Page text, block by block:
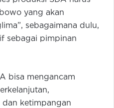
yang akan
sebagaimana dulu,
sebagai pimpinan
bisa mengancam
dan ketimpangan